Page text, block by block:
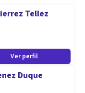
Tellez
Ver perfil
Duque